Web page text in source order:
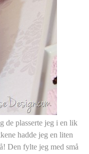
de plasserte jeg i en lik
hadde jeg en liten
Den fylte jeg med små